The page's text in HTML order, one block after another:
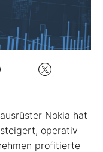
Nokia hat
operativ
profitierte